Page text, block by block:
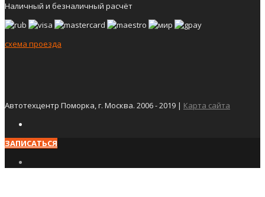
Наличный и безналичный расчёт
схема проезда
Автотехцентр Поморка, г. Москва. 2006 - 2019 | Карта сайта
ЗАПИСАТЬСЯ